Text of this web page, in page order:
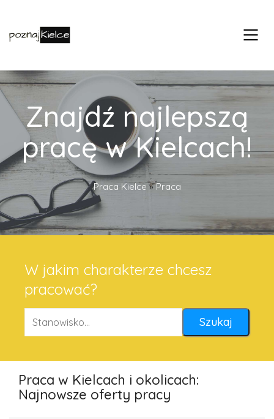
Znajdź najlepszą
pracę w Kielcach!
Praca Kielce»Praca
W jakim charakterze chcesz
pracować?
Praca w Kielcach i okolicach:
Najnowsze oferty pracy